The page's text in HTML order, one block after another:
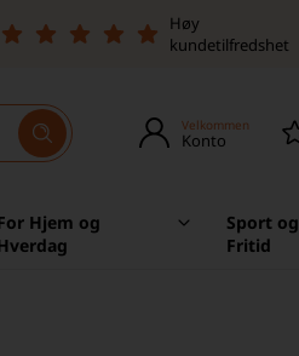
Høy
kundetilfredshet
Velkommen
Konto
Hjem og
Sport og
Fritid